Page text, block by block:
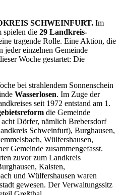
SCHWEINFURT. Im
spielen die 29 Landkreis-
tragende Rolle. Eine Aktion, die
jeder einzelnen Gemeinde
Woche gestartet: Die
bei strahlendem Sonnenschein
Wasserlosen. Im Zuge der
seit 1972 entstand am 1.
die Gemeinde
Dörfer, nämlich Brebersdorf
Schweinfurt), Burghausen,
Wülfershausen,
Gemeinde zusammengefasst.
zuvor zum Landkreis
Kaisten,
und Wülfershausen waren
gewesen. Der Verwaltungssitz